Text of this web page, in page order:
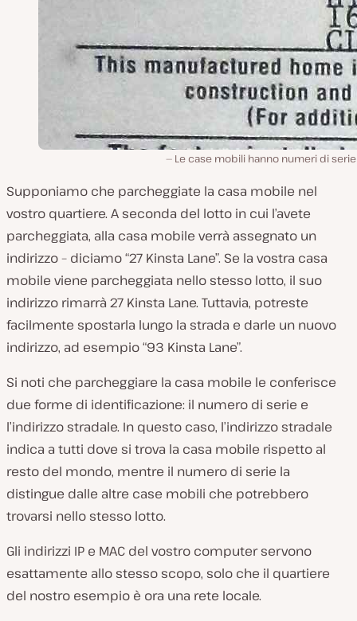
Le case mobili hanno numeri di
Supponiamo che parcheggiate la casa mobile nel
vostro quartiere. A seconda del lotto in cui l’avete
parcheggiata, alla casa mobile verrà assegnato un
indirizzo – diciamo “27 Kinsta Lane”. Se la vostra casa
mobile viene parcheggiata nello stesso lotto, il suo
indirizzo rimarrà 27 Kinsta Lane. Tuttavia, potreste
facilmente spostarla lungo la strada e darle un nuovo
indirizzo, ad esempio “93 Kinsta Lane”.
Si noti che parcheggiare la casa mobile le conferisce
due forme di identificazione: il numero di serie e
l’indirizzo stradale. In questo caso, l’indirizzo stradale
indica a tutti dove si trova la casa mobile rispetto al
resto del mondo, mentre il numero di serie la
distingue dalle altre case mobili che potrebbero
trovarsi nello stesso lotto.
Gli indirizzi IP e MAC del vostro computer servono
esattamente allo stesso scopo, solo che il quartiere
del nostro esempio è ora una rete locale.